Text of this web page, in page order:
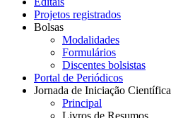
Projetos registrados
Bolsas
Modalidades
Formulários
Discentes bolsistas
Portal de Periódicos
Jornada de Iniciação Científica
Principal
Livros de Resumos